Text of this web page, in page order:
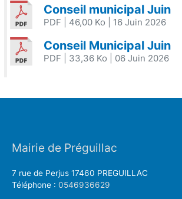
Conseil municipal Juin
PDF | 46,00 Ko | 16 Juin 2026
Conseil Municipal Juin
PDF | 33,36 Ko | 06 Juin 2026
Mairie de Préguillac
7 rue de Perjus 17460 PREGUILLAC
Téléphone : 0546936629